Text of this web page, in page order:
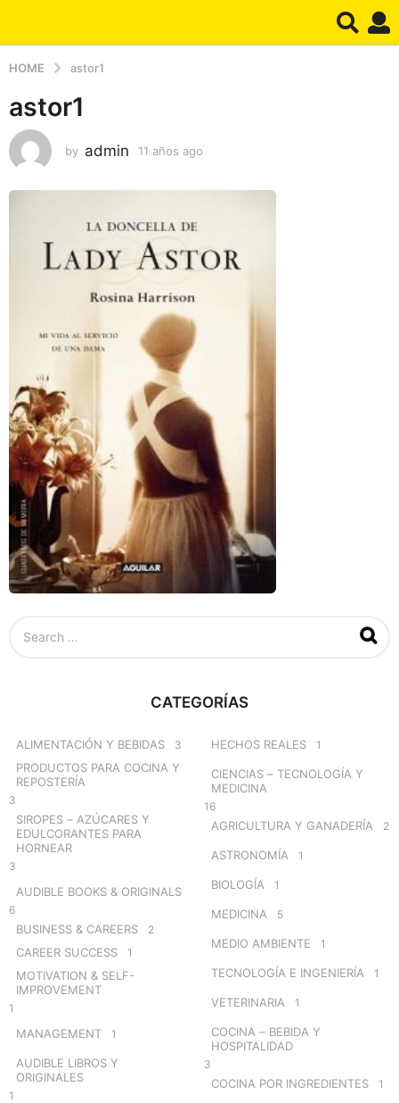
HOME astor1
astor1
by admin 11 años ago
a
g
CATEGORÍAS
ALIMENTACIÓN Y BEBIDAS 3
PRODUCTOS PARA COCINA Y
REPOSTERÍA
3
SIROPES – AZÚCARES Y
EDULCORANTES PARA
HORNEAR
3
AUDIBLE BOOKS & ORIGINALS
6
BUSINESS & CAREERS 2
CAREER SUCCESS 1
MOTIVATION & SELF-
IMPROVEMENT
1
MANAGEMENT 1
AUDIBLE LIBROS Y
ORIGINALES
1
HECHOS REALES 1
CIENCIAS – TECNOLOGÍA Y
MEDICINA
16
AGRICULTURA Y GANADERÍA 2
ASTRONOMÍA 1
BIOLOGÍA 1
MEDICINA 5
MEDIO AMBIENTE 1
TECNOLOGÍA E INGENIERÍA 1
VETERINARIA 1
COCINA – BEBIDA Y
HOSPITALIDAD
3
COCINA POR INGREDIENTES 1